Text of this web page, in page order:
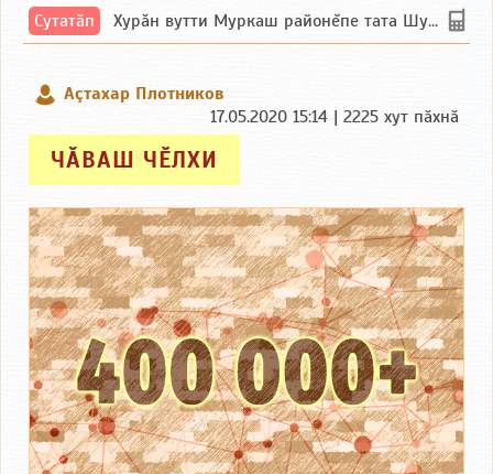
Сутатӑп Хурăн вутти Муркаш районĕпе тата Шупашкар районĕнчи Ишлей тăрăхĕпе сутатăп. Ха...
Аçтахар Плотников
17.05.2020 15:14 | 2225 хут пӑхнӑ
ЧӐВАШ ЧӖЛХИ